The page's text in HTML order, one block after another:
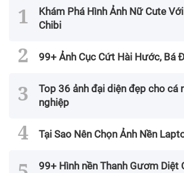
Khám Phá Hình Ảnh Nữ Cute
Chibi
99+ Ảnh Cục Cứt Hài Hước, Bá
Top 36 ảnh đại diện đẹp cho cá
nghiệp
Tại Sao Nên Chọn Ảnh Nền
99+ Hình nền Thanh Gươm Diệt